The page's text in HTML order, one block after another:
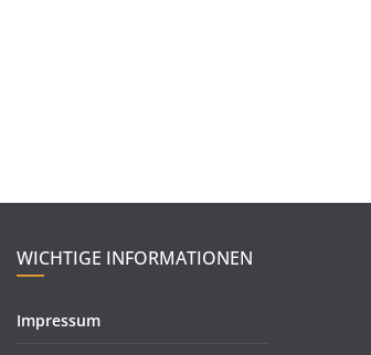
WICHTIGE INFORMATIONEN
Impressum